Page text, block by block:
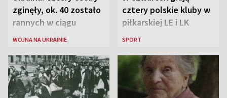
zginęły, ok. 40 zostało
rannych w ciągu
ostatniej doby w
WOJNA NA UKRAINIE
cztery polskie kluby w
piłkarskiej LE i LK
SPORT